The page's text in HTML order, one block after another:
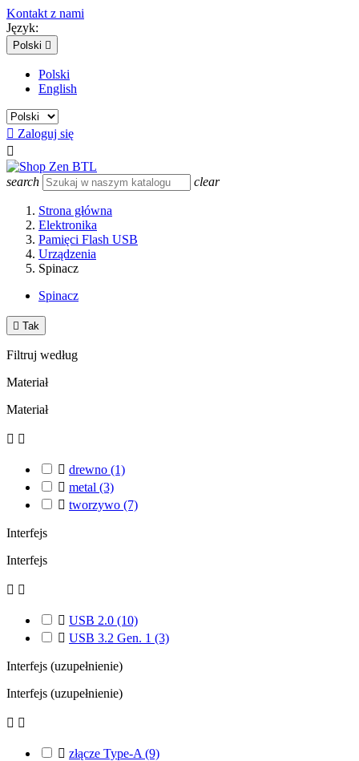
Kontakt z nami
Język:
Polski 
Polski
English
 Zaloguj się

search clear
Strona główna
Elektronika
Pamięci Flash USB
Urządzenia
Spinacz
Spinacz
 Tak
Filtruj według
Materiał
Materiał
 
 drewno (1)
 metal (3)
 tworzywo (7)
Interfejs
Interfejs
 
 USB 2.0 (10)
 USB 3.2 Gen. 1 (3)
Interfejs (uzupełnienie)
Interfejs (uzupełnienie)
 
 złącze Type-A (9)